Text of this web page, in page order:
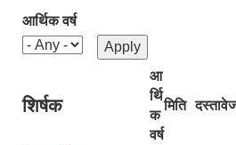
आर्थिक वर्ष
शिर्षक
आ
र्थि
क
वर्ष
मिति